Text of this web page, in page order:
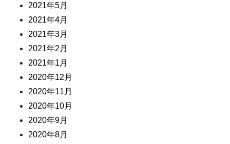
2021年5月
2021年4月
2021年3月
2021年2月
2021年1月
2020年12月
2020年11月
2020年10月
2020年9月
2020年8月